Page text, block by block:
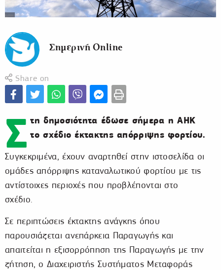
Σημερινή Online
Share on
Σ τη δημοσιότητα έδωσε σήμερα η ΑΗΚ
το σχέδιο έκτακτης απόρριψης φορτίου.
Συγκεκριμένα, έχουν αναρτηθεί στην ιστοσελίδα οι
ομάδες απόρριψης καταναλωτικού φορτίου με τις
αντίστοιχες περιοχές που προβλέπονται στο
σχέδιο.
Σε περιπτώσεις έκτακτης ανάγκης όπου
παρουσιάζεται ανεπάρκεια Παραγωγής και
απαιτείται η εξισορρόπηση της Παραγωγής με την
ζήτηση, ο Διαχειριστής Συστήματος Μεταφοράς